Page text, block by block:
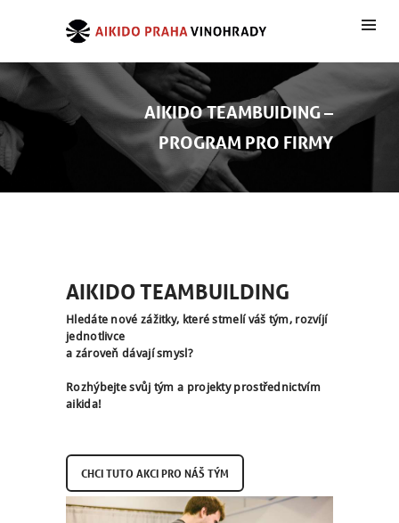
AIKIDO TEAMBUIDING –
PROGRAM PRO FIRMY
AIKIDO TEAMBUILDING
Hledáte nové zážitky, které stmelí váš tým, rozvíjí
jednotlivce
a zároveň dávají smysl?
Rozhýbejte svůj tým a projekty prostřednictvím
aikida!
CHCITUTO AKCIPRO NÁŠ TÝM